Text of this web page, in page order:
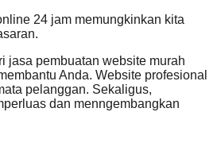
24 jam memungkinkan kita
jasa pembuatan website murah
Anda. Website profesional
pelanggan. Sekaligus,
dan menngembangkan